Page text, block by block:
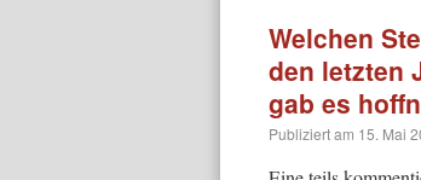
Welchen
den letzten
gab es
Publiziert am 15. Mai